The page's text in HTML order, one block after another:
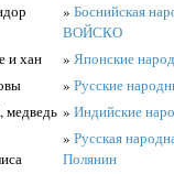
и хан
медведь
» Боснийская
ВОЙСКО
» Японские
» Русские
» Индийские
» Русская
Полянин